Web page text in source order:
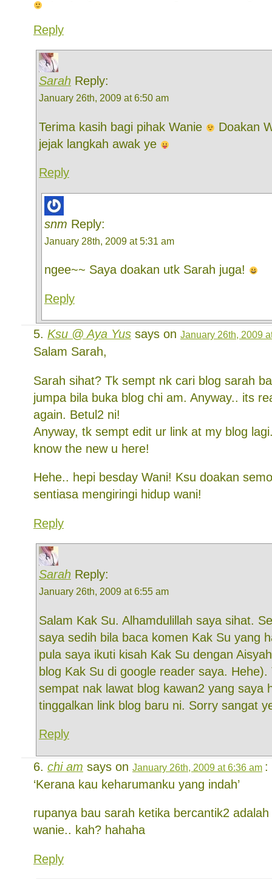
Reply
Sarah Reply:
January 26th, 2009 at 6:50 am
Terima kasih bagi pihak Wanie
Doakan
jejak langkah awak ye
Reply
snm Reply:
January 28th, 2009 at 5:31 am
ngee~~ Saya doakan utk Sarah juga!
Reply
Ksu @ Aya Yus says on January 26th, 2009
Salam Sarah,
Sarah sihat? Tk sempt nk cari blog sarah
jumpa bila buka blog chi am. Anyway.. its
again. Betul2 ni!
Anyway, tk sempt edit ur link at my blog
know the new u here!
Hehe.. hepi besday Wani! Ksu doakan
sentiasa mengiringi hidup wani!
Reply
Sarah Reply:
January 26th, 2009 at 6:55 am
Salam Kak Su. Alhamdulillah saya sihat.
saya sedih bila baca komen Kak Su yang
pula saya ikuti kisah Kak Su dengan
blog Kak Su di google reader saya. Hehe).
sempat nak lawat blog kawan2 yang saya
tinggalkan link blog baru ni. Sorry sangat
Reply
chi am says on January 26th, 2009 at 6:36 am :
‘Kerana kau keharumanku yang indah’
rupanya bau sarah ketika bercantik2
wanie.. kah? hahaha
Reply